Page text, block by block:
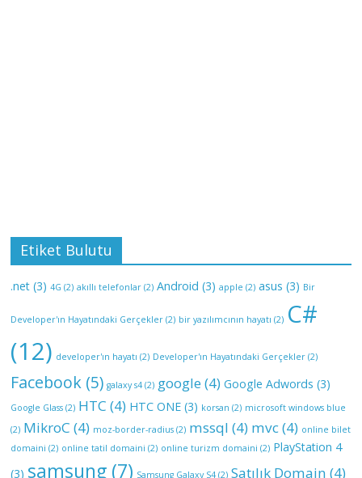
Etiket Bulutu
.net (3) 4G (2) akıllı telefonlar (2) Android (3) apple (2) asus (3) Bir
Developer'ın Hayatındaki Gerçekler (2) bir yazılımcının hayatı (2) C#
(12) developer'ın hayatı (2) Developer'ın Hayatındaki Gerçekler (2)
Facebook (5) galaxy s4 (2) google(4) Google Adwords (3)
Google Glass (2) HTC (4) HTC ONE (3) korsan (2) microsoft windows blue
(2) MikroC (4) moz-border-radius (2) mssql (4) mvc(4) online bilet
domaini (2) online tatil domaini (2) online turizm domaini (2) PlayStation 4
(3) samsung (7) Samsung Galaxy S4 (2) Satılık Domain (4)